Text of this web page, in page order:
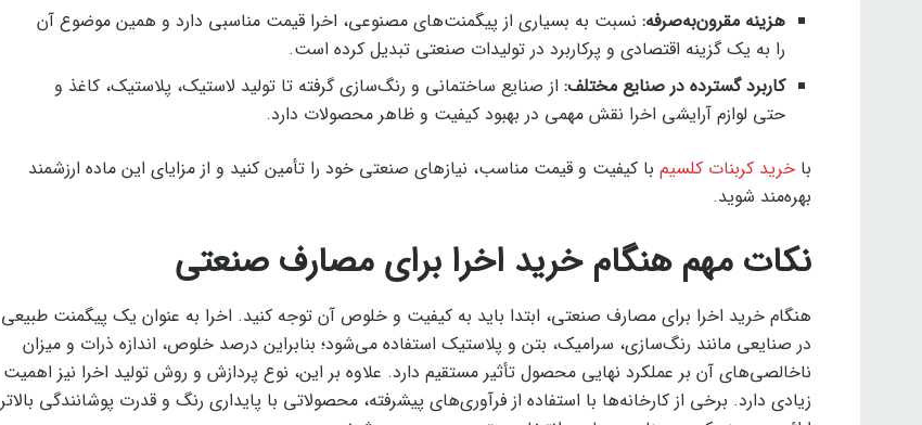
هزینه مقرون‌به‌صرفه: نسبت به بسیاری از پیگمنت‌های مصنوعی، اخرا قیمت مناسبی دارد و همین موضوع آن
را به یک گزینه اقتصادی و پرکاربرد در تولیدات صنعتی تبدیل کرده است.
کاربرد گسترده در صنایع مختلف: از صنایع ساختمانی و رنگ‌سازی گرفته تا تولید لاستیک، پلاستیک، کاغذ و
حتی لوازم آرایشی اخرا نقش مهمی در بهبود کیفیت و ظاهر محصولات دارد.
با خرید کربنات کلسیم با کیفیت و قیمت مناسب، نیازهای صنعتی خود را تأمین کنید و از مزایای این ماده ارزشمند
بهره‌مند شوید.
نکات مهم هنگام خرید اخرا برای مصارف صنعتی
هنگام خرید اخرا برای مصارف صنعتی، ابتدا باید به کیفیت و خلوص آن توجه کنید. اخرا به عنوان یک پیگمنت طبیعی
در صنایعی مانند رنگ‌سازی، سرامیک، بتن و پلاستیک استفاده می‌شود؛ بنابراین درصد خلوص، اندازه ذرات و میزان
ناخالصی‌های آن بر عملکرد نهایی محصول تأثیر مستقیم دارد. علاوه بر این، نوع پردازش و روش تولید اخرا نیز اهمیت
زیادی دارد. برخی از کارخانه‌ها با استفاده از فرآوری‌های پیشرفته، محصولاتی با پایداری رنگ و قدرت پوشانندگی بالاتر